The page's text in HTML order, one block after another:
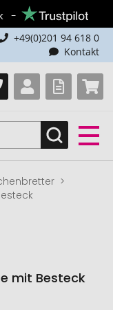
+49(0)201 94 618 0
Kontakt
mit Besteck